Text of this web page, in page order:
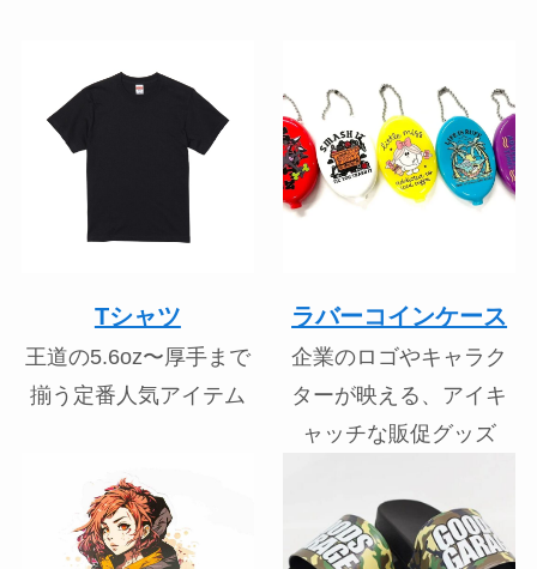
Tシャツ
王道の5.6oz〜厚手まで
揃う定番人気アイテム
ラバーコインケース
企業のロゴやキャラク
ターが映える、アイキ
ャッチな販促グッズ